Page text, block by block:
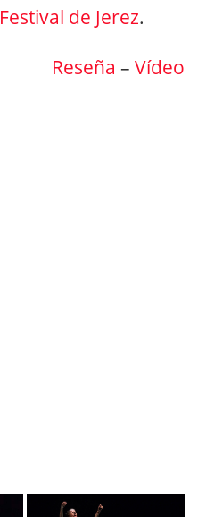
Festival de Jerez.
Reseña – Vídeo